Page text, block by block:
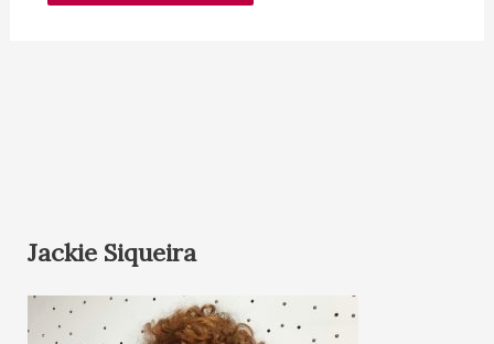
Jackie Siqueira